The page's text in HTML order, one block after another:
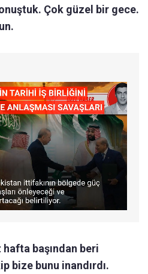
Çok güzel bir gece.
hafta başından beri
bize bunu inandırdı.